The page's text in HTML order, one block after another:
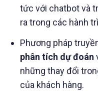
tức với chatbot và
ra trong các hành
Phương pháp
phân tích dự đoán
những thay đổi
của khách hàng.